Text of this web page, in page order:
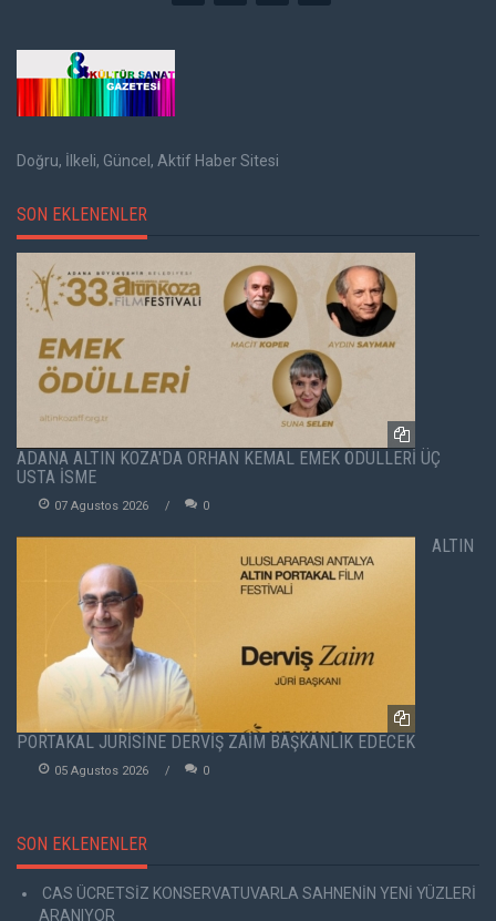
Doğru, İlkeli, Güncel, Aktif Haber Sitesi
SON EKLENENLER
ADANA ALTIN KOZA'DA ORHAN KEMAL EMEK ÖDÜLLERİ ÜÇ
USTA İSME
07 Agustos 2026 0
ALTIN
PORTAKAL JÜRİSİNE DERVİŞ ZAİM BAŞKANLIK EDECEK
05 Agustos 2026 0
SON EKLENENLER
CAS ÜCRETSİZ KONSERVATUVARLA SAHNENİN YENİ YÜZLERİ
ARANIYOR